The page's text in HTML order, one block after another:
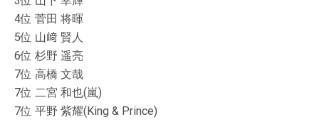
4位 菅田 将暉
5位 山﨑 賢人
6位 杉野 遥亮
7位 高橋 文哉
7位 二宮 和也(嵐)
7位 平野 紫耀(King & Prince)